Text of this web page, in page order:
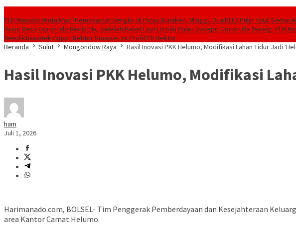
PLN Manado Minta Maaf Pemadaman Bergilir di Pulau Bunaken, Minggu Dua PLTD Pulih Total
Rasio Desa Gorontalo Berlistrik, Setelah Kabel Laut Listriki Pulau Dudepo Gorontalo Terang. PLN
Mendiktisaintek Copot Rektor Sompie, Ini Profil Plt Rektor
Beranda
Sulut Mongondow Raya Hasil Inovasi PKK Helumo, Modifikasi Lahan Tidur Jadi
Hasil Inovasi PKK Helumo, Modifikasi
ham
Juli 1, 2026
Harimanado.com, BOLSEL- Tim Penggerak Pemberdayaan dan Kesejahteraan
area Kantor Camat Helumo.